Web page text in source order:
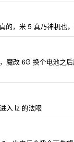
，米 5 真乃神机也，
魔改 6G 换个电池之
入 lz 的法眼